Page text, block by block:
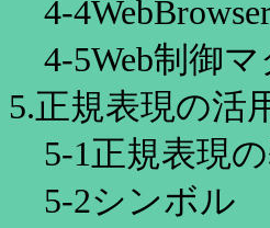
4-
4-5Web制御マ
5.正規表現の活
5-1正規表現
5-2シンボル